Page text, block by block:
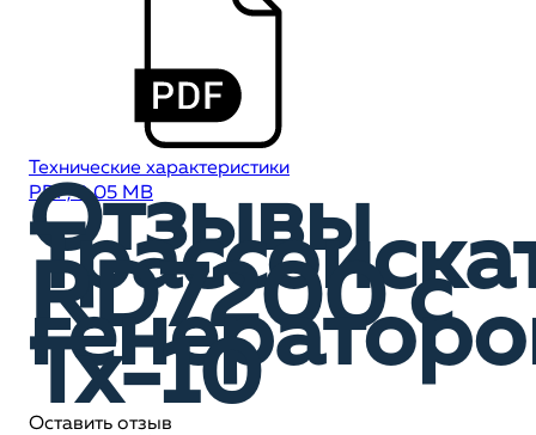
Технические характеристики
PDF, 9,05 MB
Отзывы
RD7200 c
Tx-10
Оставить отзыв